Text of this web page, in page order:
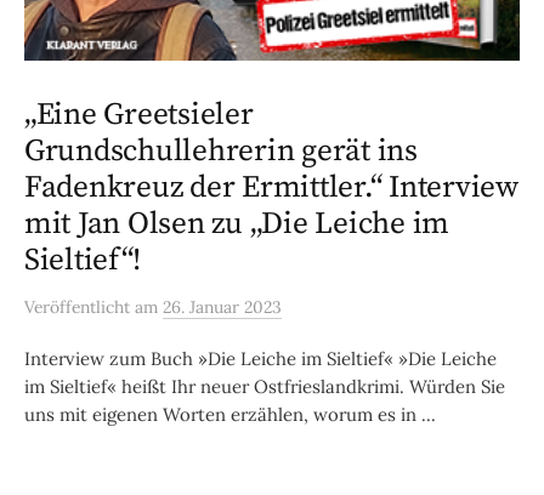
„Eine Greetsieler
Grundschullehrerin gerät ins
Fadenkreuz der Ermittler.“ Interview
mit Jan Olsen zu „Die Leiche im
Sieltief“!
Veröffentlicht am 26. Januar 2023
Interview zum Buch »Die Leiche im Sieltief« »Die Leiche
im Sieltief« heißt Ihr neuer Ostfrieslandkrimi. Würden Sie
uns mit eigenen Worten erzählen, worum es in ...